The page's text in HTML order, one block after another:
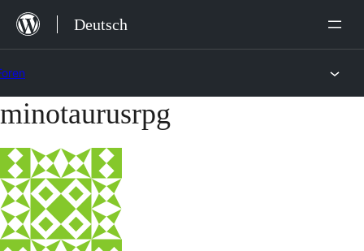
Zum
Inhalt
Deutsch
Zum
springen
minotaurusrpg